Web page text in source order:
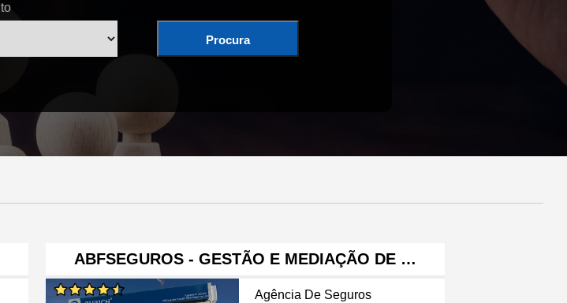
Procura
ABFSEGUROS - GESTÃO E MEDIAÇÃO DE …
Agência De Seguros